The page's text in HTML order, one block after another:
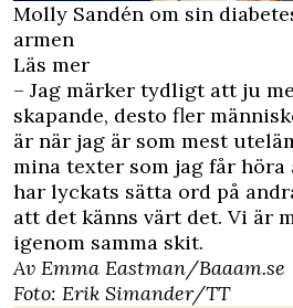
Molly Sandén om sin
armen
Läs mer
– Jag märker tydligt att ju
skapande, desto fler
är när jag är som mest
mina texter som jag får
har lyckats sätta ord på
att det känns värt det. Vi är
igenom samma skit.
Av Emma Eastman/Baaam.se
Foto: Erik Simander/TT